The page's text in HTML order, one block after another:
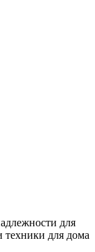
для
техники для дома